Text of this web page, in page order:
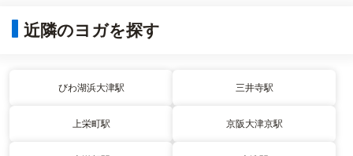
近隣のヨガを探す
びわ湖浜大津駅 三井寺駅
上栄町駅 京阪大津京駅